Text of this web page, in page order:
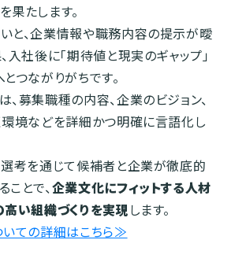
たします。
と、企業情報や職務内容の提示が曖
入社後に「期待値と現実のギャップ」
つながりがちです。
募集職種の内容、企業のビジョン、
環境などを詳細かつ明確に言語化し
選考を通じて候補者と企業が徹底的
とで、企業文化にフィットする人材
い組織づくりを実現します。
いての詳細はこちら≫